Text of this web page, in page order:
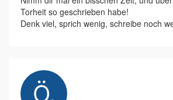
Torheit so geschrieben habe!
Denk viel, sprich wenig, schreibe noch